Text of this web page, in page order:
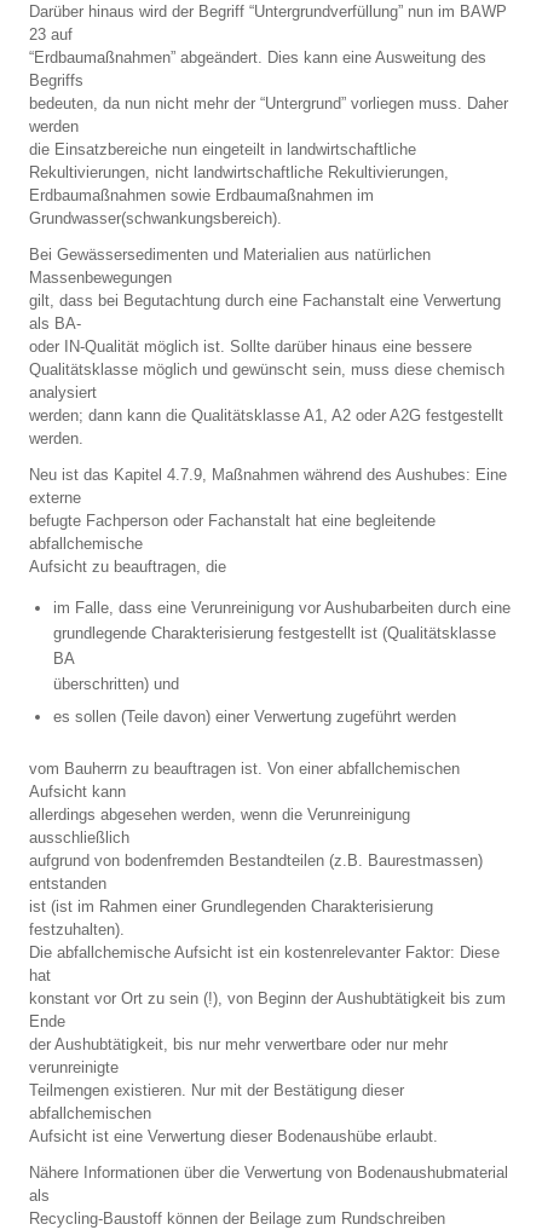
Darüber hinaus wird der Begriff “Untergrundverfüllung” nun im BAWP
23 auf
“Erdbaumaßnahmen” abgeändert. Dies kann eine Ausweitung des
Begriffs
bedeuten, da nun nicht mehr der “Untergrund” vorliegen muss. Daher
werden
die Einsatzbereiche nun eingeteilt in landwirtschaftliche
Rekultivierungen, nicht landwirtschaftliche Rekultivierungen,
Erdbaumaßnahmen sowie Erdbaumaßnahmen im
Grundwasser(schwankungsbereich).
Bei Gewässersedimenten und Materialien aus natürlichen
Massenbewegungen
gilt, dass bei Begutachtung durch eine Fachanstalt eine Verwertung
als BA-
oder IN-Qualität möglich ist. Sollte darüber hinaus eine bessere
Qualitätsklasse möglich und gewünscht sein, muss diese chemisch
analysiert
werden; dann kann die Qualitätsklasse A1, A2 oder A2G festgestellt
werden.
Neu ist das Kapitel 4.7.9, Maßnahmen während des Aushubes: Eine
externe
befugte Fachperson oder Fachanstalt hat eine begleitende
abfallchemische
Aufsicht zu beauftragen, die
im Falle, dass eine Verunreinigung vor Aushubarbeiten durch eine
grundlegende Charakterisierung festgestellt ist (Qualitätsklasse
BA
überschritten) und
es sollen (Teile davon) einer Verwertung zugeführt werden
vom Bauherrn zu beauftragen ist. Von einer abfallchemischen
Aufsicht kann
allerdings abgesehen werden, wenn die Verunreinigung
ausschließlich
aufgrund von bodenfremden Bestandteilen (z.B. Baurestmassen)
entstanden
ist (ist im Rahmen einer Grundlegenden Charakterisierung
festzuhalten).
Die abfallchemische Aufsicht ist ein kostenrelevanter Faktor: Diese
hat
konstant vor Ort zu sein (!), von Beginn der Aushubtätigkeit bis zum
Ende
der Aushubtätigkeit, bis nur mehr verwertbare oder nur mehr
verunreinigte
Teilmengen existieren. Nur mit der Bestätigung dieser
abfallchemischen
Aufsicht ist eine Verwertung dieser Bodenaushübe erlaubt.
Nähere Informationen über die Verwertung von Bodenaushubmaterial
als
Recycling-Baustoff können der Beilage zum Rundschreiben